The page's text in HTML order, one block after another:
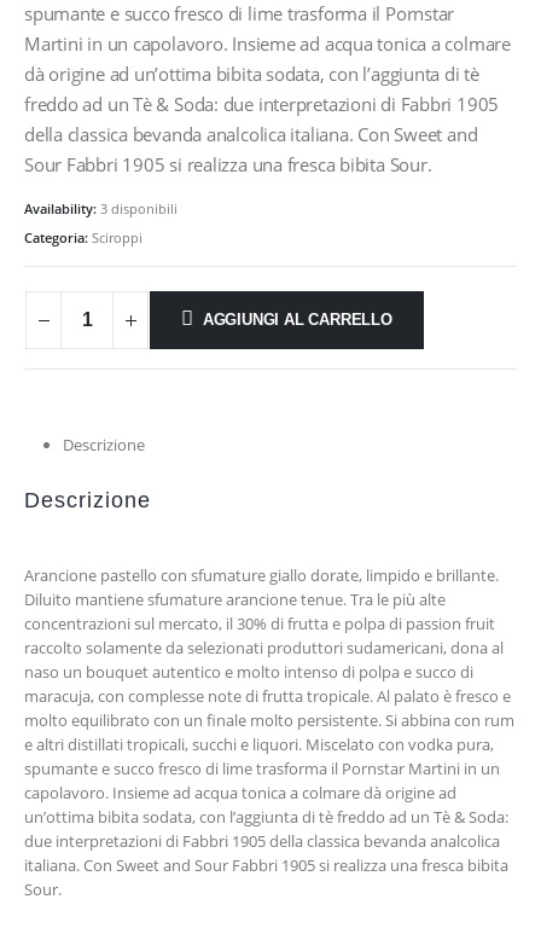
spumante e succo fresco di lime trasforma il Pornstar
Martini in un capolavoro. Insieme ad acqua tonica a colmare
dà origine ad un’ottima bibita sodata, con l’aggiunta di tè
freddo ad un Tè & Soda: due interpretazioni di Fabbri 1905
della classica bevanda analcolica italiana. Con Sweet and
Sour Fabbri 1905 si realizza una fresca bibita Sour.
Availability: 3 disponibili
Categoria: Sciroppi
AGGIUNGI AL CARRELLO
Descrizione
Descrizione
Arancione pastello con sfumature giallo dorate, limpido e brillante.
Diluito mantiene sfumature arancione tenue. Tra le più alte
concentrazioni sul mercato, il 30% di frutta e polpa di passion fruit
raccolto solamente da selezionati produttori sudamericani, dona al
naso un bouquet autentico e molto intenso di polpa e succo di
maracuja, con complesse note di frutta tropicale. Al palato è fresco e
molto equilibrato con un finale molto persistente. Si abbina con rum
e altri distillati tropicali, succhi e liquori. Miscelato con vodka pura,
spumante e succo fresco di lime trasforma il Pornstar Martini in un
capolavoro. Insieme ad acqua tonica a colmare dà origine ad
un’ottima bibita sodata, con l’aggiunta di tè freddo ad un Tè & Soda:
due interpretazioni di Fabbri 1905 della classica bevanda analcolica
italiana. Con Sweet and Sour Fabbri 1905 si realizza una fresca bibita
Sour.